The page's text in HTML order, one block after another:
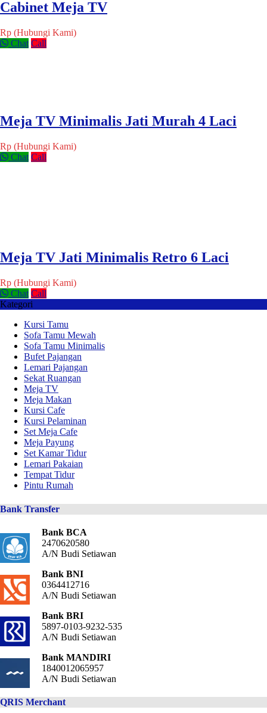
Cabinet Meja TV
Rp (Hubungi Kami)
Chat Call
Meja TV Minimalis Jati Murah 4 Laci
Rp (Hubungi Kami)
Chat Call
Meja TV Jati Minimalis Retro 6 Laci
Rp (Hubungi Kami)
Chat Call
Kategori
Kursi Tamu
Sofa Tamu Mewah
Sofa Tamu Minimalis
Bufet Pajangan
Lemari Pajangan
Sekat Ruangan
Meja TV
Meja Makan
Kursi Cafe
Kursi Pelaminan
Set Meja Cafe
Meja Payung
Set Kamar Tidur
Lemari Pakaian
Tempat Tidur
Pintu Rumah
Bank Transfer
Bank BCA
2470620580
A/N Budi Setiawan
Bank BNI
0364412716
A/N Budi Setiawan
Bank BRI
5897-0103-9232-535
A/N Budi Setiawan
Bank MANDIRI
1840012065957
A/N Budi Setiawan
QRIS Merchant